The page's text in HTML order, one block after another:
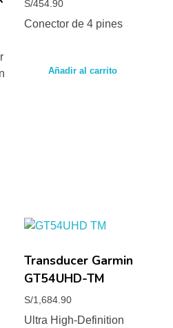
S/454.90
Conector de 4 pines
Añadir al carrito
Transducer Garmin
GT54UHD-TM
S/1,684.90
Ultra High-Definition